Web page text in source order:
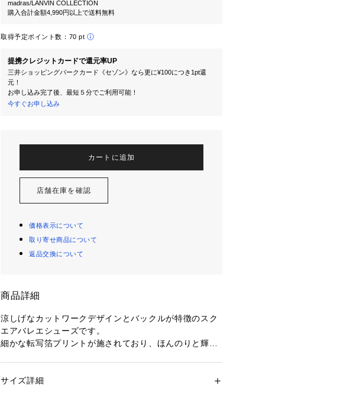
madras/LANVIN COLLECTION
購入合計金額4,990円以上で送料無料
取得予定ポイント数： 70 pt
提携クレジットカードで還元率UP
三井ショッピングパークカード《セゾン》なら更に¥100につき1pt還
元！
お申し込み完了後、最短５分でご利用可能！
今すぐお申し込み
カートに追加
店舗在庫を確認
価格表示について
取り寄せ商品について
返品交換について
商品詳細
涼しげなカットワークデザインとバックルが特徴のスク
エアバレエシューズです。
細かな転写箔プリントが施されており、ほんのりと輝く
トにもぴったりな一足です。※カラーBLAは転写箔無し
性別：レディース
サイズ詳細